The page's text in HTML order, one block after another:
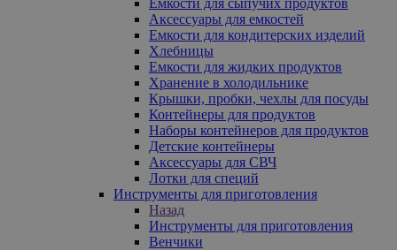
Аксессуары для емкостей
Емкости для кондитерских изделий
Хлебницы
Емкости для жидких продуктов
Хранение в холодильнике
Крышки, пробки, чехлы для посуды
Контейнеры для продуктов
Наборы контейнеров для продуктов
Детские контейнеры
Аксессуары для СВЧ
Лотки для специй
Инструменты для приготовления
Назад
Инструменты для приготовления
Венчики